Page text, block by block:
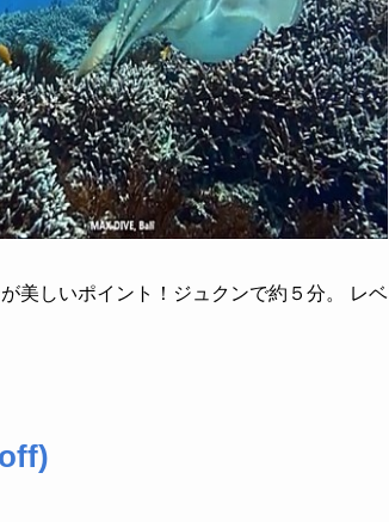
美しいポイント！ジュクンで約５分。 レベ